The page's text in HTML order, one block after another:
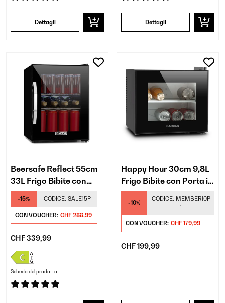
Dettagli Dettagli
Beersafe Reflect 55cm
33L Frigo Bibite con
Porta in Vetro Nero
-15% CODICE: SALE15P
CON VOUCHER: CHF 288,99
CHF 339,99
Scheda del prodotto
Happy Hour 30cm 9,8L
Frigo Bibite con Porta in
Vetro Nero
-10%
CODICE: MEMBER10P
*
CON VOUCHER: CHF 179,99
CHF 199,99